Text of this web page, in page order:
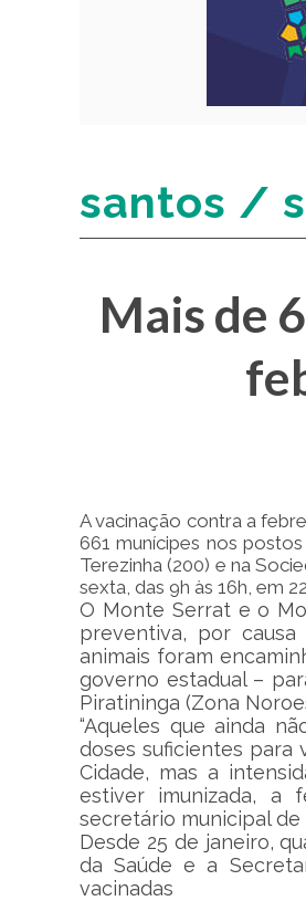
santos /
Mais de
A vacinação contra a
661 munícipes nos
Terezinha (200) e na
sexta, das 9h às 16h, em
O Monte Serrat e o
preventiva, por
animais foram
governo estadual –
Piratininga (Zona
“Aqueles que ainda
doses suficientes para
Cidade, mas a
estiver imunizada, a
secretário municipal de
Desde 25 de janeiro,
da Saúde e a
vacinadas